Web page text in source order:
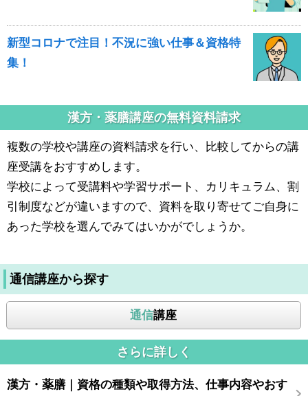
新型コロナで注目！不況に強い仕事＆資格特
集！
漢方・薬膳講座の無料資料請求
複数の学校や講座の資料請求を行い、比較してからの講
座受講をおすすめします。
学校によって受講料や学習サポート、カリキュラム、割
引制度などが違いますので、資料を取り寄せてご自身に
あった学校を選んでみてはいかがでしょうか。
通信講座から探す
通信講座
さらに詳しく
漢方・薬膳｜資格の種類や取得方法、仕事内容やおす